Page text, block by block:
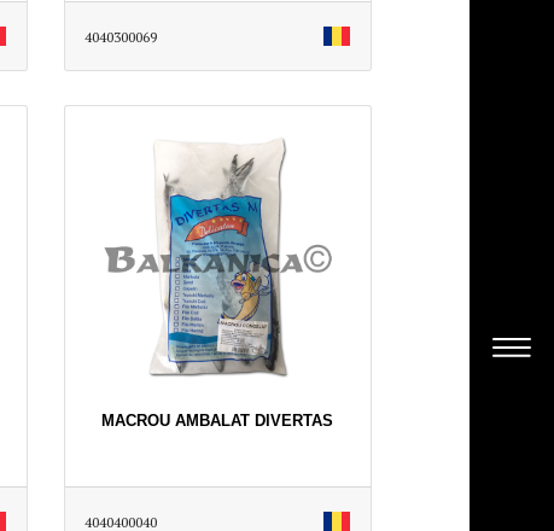
4040300069
MACROU AMBALAT DIVERTAS
4040400040